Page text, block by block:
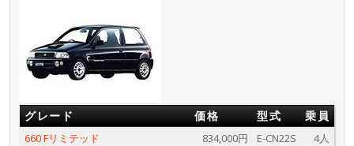
グレード 価格 型式 乗員
660 Fリミテッド 834,000円 E-CN22S
4人